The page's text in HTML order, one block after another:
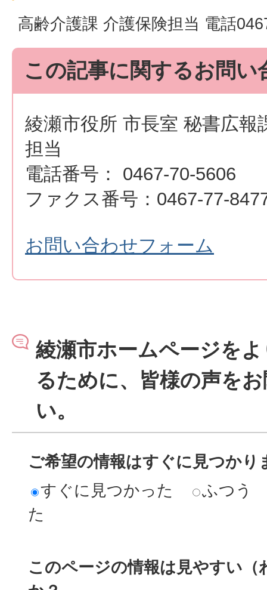
高齢介護課 介護保険担当 電話
この記事に関するお問い
綾瀬市役所 市長室 秘書広報
担当
電話番号： 0467-70-5606
ファクス番号：0467-77-
お問い合わせフォーム
綾瀬市ホームページを
るために、皆様の声を
い。
ご希望の情報はすぐに見つかり
すぐに見つかった
ふつう
た
このページの情報は見やすい